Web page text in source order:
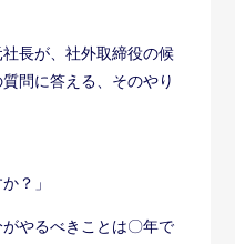
長が、社外取締役の候
問に答える、そのやり
？」
がやるべきことは〇年で